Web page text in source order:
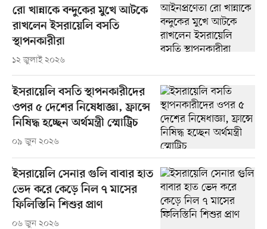
রো খান্নাকে বন্দুকের মুখে আটকে
রাখলেন ইসরায়েলি বসতি
স্থাপনকারীরা
১২ জুলাই ২০২৬
ইসরায়েলি বসতি স্থাপনকারীদের
ওপর ৫ দেশের নিষেধাজ্ঞা, ফ্রান্সে
নিষিদ্ধ হচ্ছেন অর্থমন্ত্রী স্মোট্রিচ
০৯ জুন ২০২৬
ইসরায়েলি সেনার গুলি বাবার হাত
ভেদ করে কেড়ে নিল ৭ মাসের
ফিলিস্তিনি শিশুর প্রাণ
০৬ জুন ২০২৬